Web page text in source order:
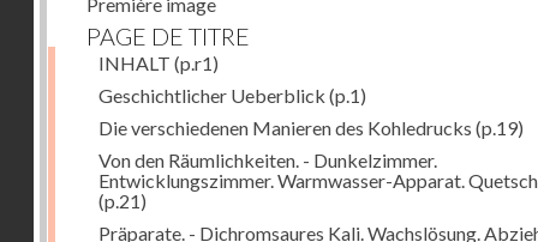
PAGE DE TITRE
INHALT (p.r1)
Geschichtlicher Ueberblick (p.1)
Die verschiedenen Manieren des Kohledrucks (p.19)
Von den Räumlichkeiten. - Dunkelzimmer.
Entwicklungszimmer. Warmwasser-Apparat.
(p.21)
Präparate. - Dichromsaures Kali. Wachslösung.